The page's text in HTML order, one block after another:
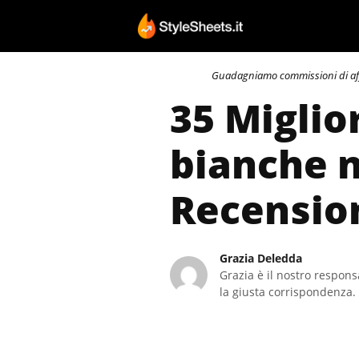
contenuto
Guadagniamo commissioni di
35
bianche
Grazia Deledda
Grazia è il nostro
la giusta